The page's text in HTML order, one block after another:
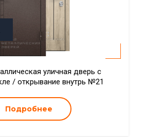
уличная дверь с
/ открывание внутрь №21
Подробнее